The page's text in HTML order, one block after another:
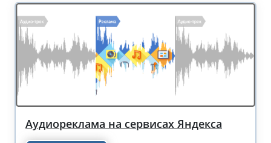
Аудиореклама на сервисах Яндекса